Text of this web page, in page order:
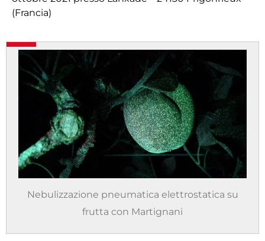
(Francia)
Nebulizzazione pneumatica elettrostatica su
frutta con Martignani